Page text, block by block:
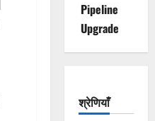
Pipeline
Upgrade
श्रेणियाँ